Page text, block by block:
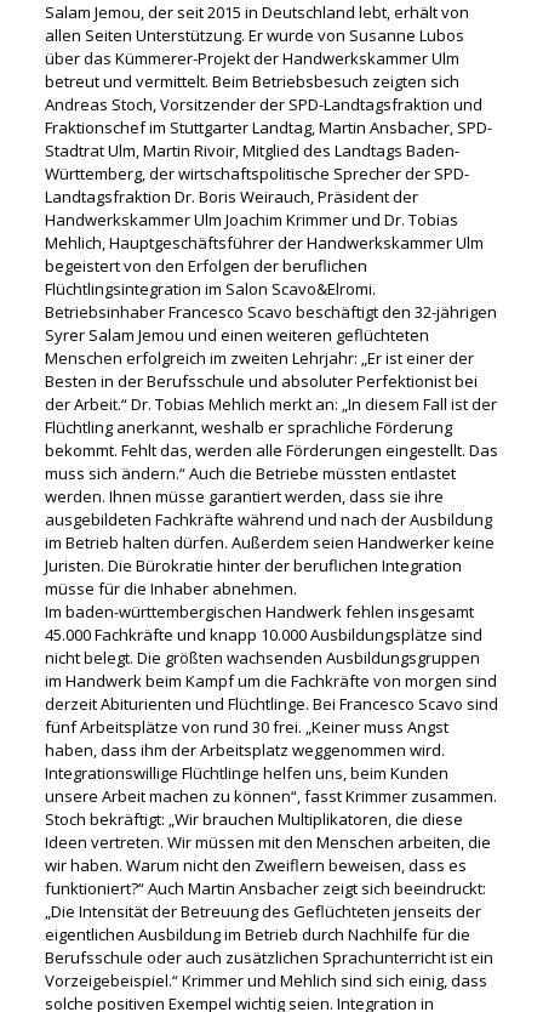
Salam Jemou, der seit 2015 in Deutschland lebt, erhält von
allen Seiten Unterstützung. Er wurde von Susanne Lubos
über das Kümmerer-Projekt der Handwerkskammer Ulm
betreut und vermittelt. Beim Betriebsbesuch zeigten sich
Andreas Stoch, Vorsitzender der SPD-Landtagsfraktion und
Fraktionschef im Stuttgarter Landtag, Martin Ansbacher, SPD-
Stadtrat Ulm, Martin Rivoir, Mitglied des Landtags Baden-
Württemberg, der wirtschaftspolitische Sprecher der SPD-
Landtagsfraktion Dr. Boris Weirauch, Präsident der
Handwerkskammer Ulm Joachim Krimmer und Dr. Tobias
Mehlich, Hauptgeschäftsführer der Handwerkskammer Ulm
begeistert von den Erfolgen der beruflichen
Flüchtlingsintegration im Salon Scavo&Elromi.
Betriebsinhaber Francesco Scavo beschäftigt den 32-jährigen
Syrer Salam Jemou und einen weiteren geflüchteten
Menschen erfolgreich im zweiten Lehrjahr: „Er ist einer der
Besten in der Berufsschule und absoluter Perfektionist bei
der Arbeit.“ Dr. Tobias Mehlich merkt an: „In diesem Fall ist der
Flüchtling anerkannt, weshalb er sprachliche Förderung
bekommt. Fehlt das, werden alle Förderungen eingestellt. Das
muss sich ändern.“ Auch die Betriebe müssten entlastet
werden. Ihnen müsse garantiert werden, dass sie ihre
ausgebildeten Fachkräfte während und nach der Ausbildung
im Betrieb halten dürfen. Außerdem seien Handwerker keine
Juristen. Die Bürokratie hinter der beruflichen Integration
müsse für die Inhaber abnehmen.
Im baden-württembergischen Handwerk fehlen insgesamt
45.000 Fachkräfte und knapp 10.000 Ausbildungsplätze sind
nicht belegt. Die größten wachsenden Ausbildungsgruppen
im Handwerk beim Kampf um die Fachkräfte von morgen sind
derzeit Abiturienten und Flüchtlinge. Bei Francesco Scavo sind
fünf Arbeitsplätze von rund 30 frei. „Keiner muss Angst
haben, dass ihm der Arbeitsplatz weggenommen wird.
Integrationswillige Flüchtlinge helfen uns, beim Kunden
unsere Arbeit machen zu können“, fasst Krimmer zusammen.
Stoch bekräftigt: „Wir brauchen Multiplikatoren, die diese
Ideen vertreten. Wir müssen mit den Menschen arbeiten, die
wir haben. Warum nicht den Zweiflern beweisen, dass es
funktioniert?“ Auch Martin Ansbacher zeigt sich beeindruckt:
„Die Intensität der Betreuung des Geflüchteten jenseits der
eigentlichen Ausbildung im Betrieb durch Nachhilfe für die
Berufsschule oder auch zusätzlichen Sprachunterricht ist ein
Vorzeigebeispiel.“ Krimmer und Mehlich sind sich einig, dass
solche positiven Exempel wichtig seien. Integration in